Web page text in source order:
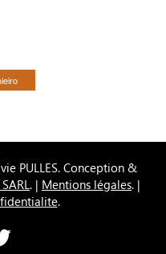
PULLES. Conception &
. | Mentions légales. |
.